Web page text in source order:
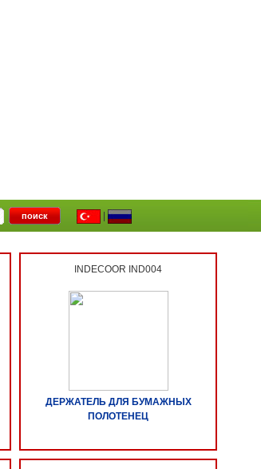
INDECOOR IND004
ДЕРЖАТЕЛЬ ДЛЯ БУМАЖНЫХ
ПОЛОТЕНЕЦ